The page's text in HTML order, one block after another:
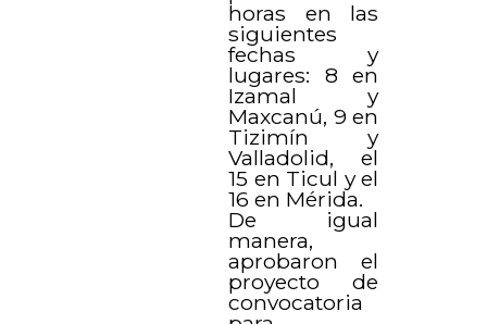
horas en las
siguientes
fechas y
lugares: 8 en
Izamal y
Maxcanú, 9 en
Tizimín y
Valladolid, el
15 en Ticul y el
16 en Mérida.
De igual
manera,
aprobaron el
proyecto de
convocatoria